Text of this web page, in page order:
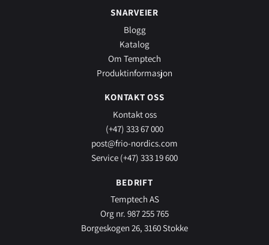
SNARVEIER
Blogg
Katalog
Om Temptech
Produktinformasjon
KONTAKT OSS
Kontakt oss
(+47) 333 67 000
post@frio-nordics.com
Service (+47) 333 19 600
BEDRIFT
Temptech AS
Org nr. 987 255 765
Borgeskogen 26, 3160 Stokke